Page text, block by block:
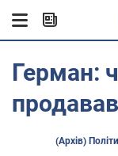
Герман:
(Архів)